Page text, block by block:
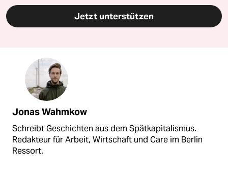
Jetzt unterstützen
Jonas Wahmkow
Schreibt Geschichten aus dem Spätkapitalismus.
Redakteur für Arbeit, Wirtschaft und Care im Berlin
Ressort.